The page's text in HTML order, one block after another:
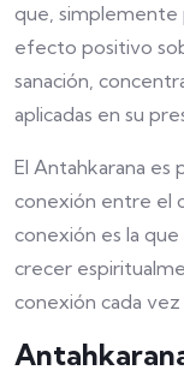
que, simplemente
efecto positivo
sanación,
aplicadas en su
El Antahkarana es
conexión entre el
conexión es la
crecer
conexión cada vez